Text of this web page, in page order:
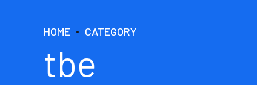
HOME CATEGORY
tbe